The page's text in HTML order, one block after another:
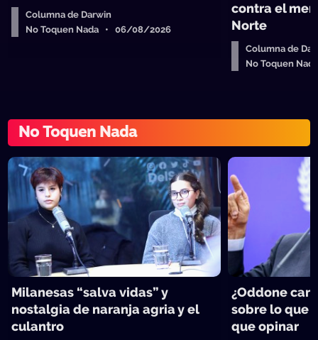
Columna de Darwin
No Toquen Nada • 06/08/2026
contra el
Norte
Columna de
No Toquen
No Toquen Nada
Milanesas “salva vidas” y
nostalgia de naranja agria y el
culantro
¿Oddone
sobre lo que
que opinar